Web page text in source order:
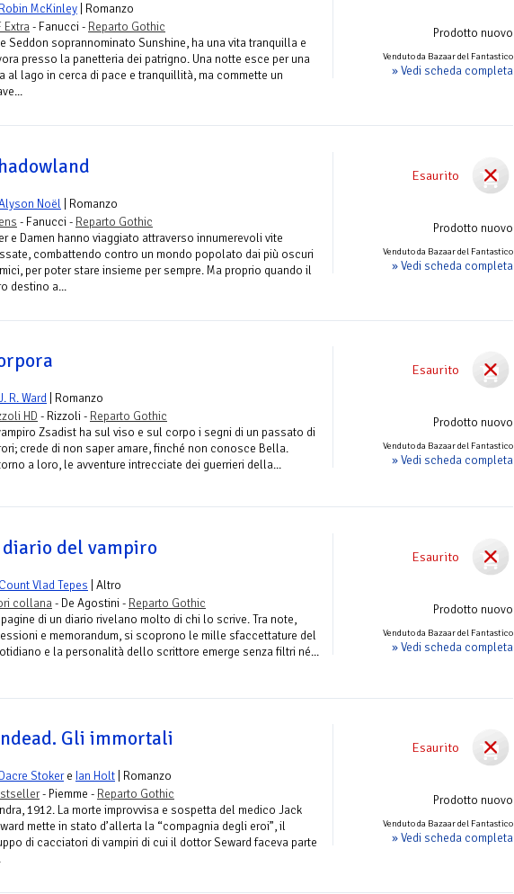
Prodotto nuovo
Venduto da Bazaar del Fantastico
» Vedi scheda completa
Robin McKinley | Romanzo
Extra- Fanucci - Reparto Gothic
Seddon soprannominato Sunshine, ha una vita tranquilla e
presso la panetteria dei patrigno. Una notte esce per una
al lago in cerca di pace e tranquillità, ma commette un
Esaurito
Prodotto nuovo
Venduto da Bazaar del Fantastico
» Vedi scheda completa
Noël | Romanzo
- Fanucci - Reparto Gothic
e Damen hanno viaggiato attraverso innumerevoli vite
combattendo contro un mondo popolato dai più oscuri
per poter stare insieme per sempre. Ma proprio quando il
destino a...
Esaurito
Prodotto nuovo
Venduto da Bazaar del Fantastico
» Vedi scheda completa
R. Ward | Romanzo
HD - Rizzoli - Reparto Gothic
Zsadist ha sul viso e sul corpo i segni di un passato di
crede di non saper amare, finché non conosce Bella.
a loro, le avventure intrecciate dei guerrieri della...
Esaurito
Prodotto nuovo
Venduto da Bazaar del Fantastico
» Vedi scheda completa
del vampiro
Count Vlad Tepes | Altro
collana- De Agostini - Reparto Gothic
pagine di un diario rivelano molto di chi lo scrive. Tra note,
e memorandum, si scoprono le mille sfaccettature del
e la personalità dello scrittore emerge senza filtri né...
Esaurito
Prodotto nuovo
Venduto da Bazaar del Fantastico
» Vedi scheda completa
Gli immortali
Dacre Stokere Ian Holt | Romanzo
- Piemme - Reparto Gothic
1912. La morte improvvisa e sospetta del medico Jack
mette in stato d’allerta la “compagnia degli eroi”, il
di cacciatori di vampiri di cui il dottor Seward faceva parte